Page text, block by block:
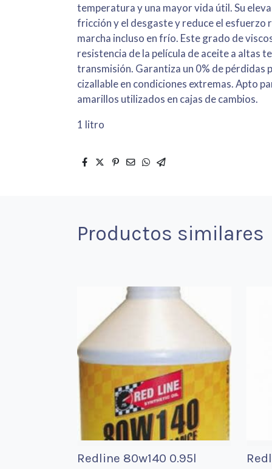
temperatura y una mayor vida útil. Su
fricción y el desgaste y reduce el esfuerzo
marcha incluso en frío. Este grado de
resistencia de la película de aceite a altas
transmisión. Garantiza un 0% de pérdidas
cizallable en condiciones extremas. Apto
amarillos utilizados en cajas de cambios.
1 litro
Productos similares
Redline 80w140 0.95l